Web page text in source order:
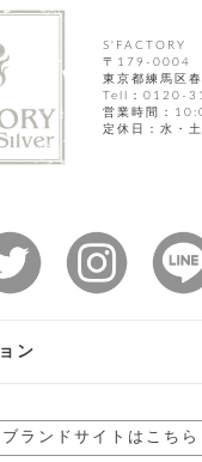
S'FACTORY
〒179-0004
東京都練馬区
Tell：0120-
営業時間：
定休日：水・土
ン
ブランドサイトはこちら